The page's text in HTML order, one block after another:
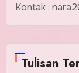
Kontak :
Tulisan